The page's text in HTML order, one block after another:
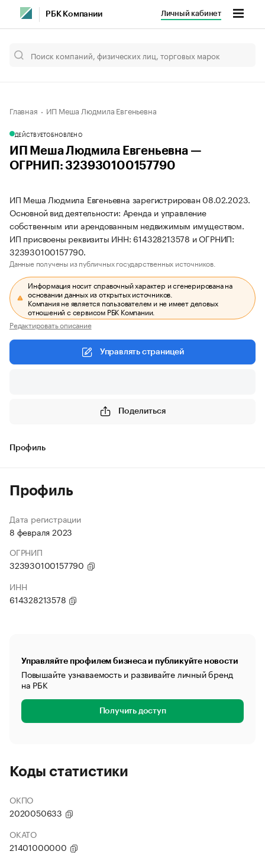
РБК Компании Личный кабинет
Главная ИП Меша Людмила Евгеньевна
ДЕЙСТВУЕТОБНОВЛЕНО
ИП Меша Людмила Евгеньевна —
ОГРНИП: 323930100157790
ИП Меша Людмила Евгеньевна зарегистрирован 08.02.2023.
Основной вид деятельности: Аренда и управление
собственным или арендованным недвижимым имуществом.
ИП присвоены реквизиты ИНН: 614328213578 и ОГРНИП:
323930100157790.
Данные получены из публичных государственных источников.
Информация носит справочный характер и сгенерирована на
основании данных из открытых источников.
Компания не является пользователем и не имеет деловых
отношений с сервисом РБК Компании.
Редактировать описание
Управлять страницей
Поделиться
Профиль
Профиль
Дата регистрации
8 февраля 2023
ОГРНИП
323930100157790
ИНН
614328213578
Управляйте профилем бизнеса и публикуйте новости
Повышайте узнаваемость и развивайте личный бренд
на РБК
Получить доступ
Коды статистики
ОКПО
2020050633
ОКАТО
21401000000